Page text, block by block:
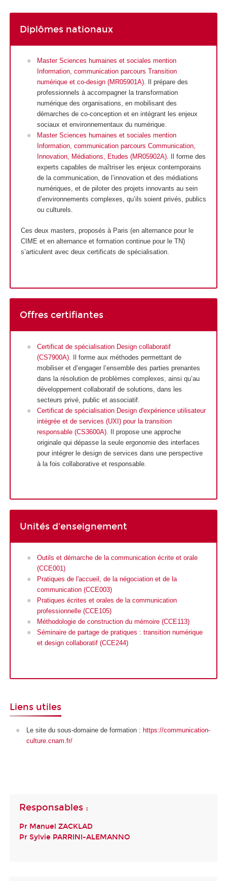
Diplômes nationaux
Master Sciences humaines et sociales mention
Information, communication parcours Transition
numérique et co-design (MR05901A). Il prépare des
professionnels à accompagner la transformation
numérique des organisations, en mobilisant des
démarches de co-conception et en intégrant les enjeux
sociaux et environnementaux du numérique.
Master Sciences humaines et sociales mention
Information, communication parcours Communication,
Innovation, Médiations, Etudes (MR05902A). Il forme des
experts capables de maîtriser les enjeux contemporains
de la communication, de l’innovation et des médiations
numériques, et de piloter des projets innovants au sein
d’environnements complexes, qu’ils soient privés, publics
ou culturels.
Ces deux masters, proposés à Paris (en alternancepour le
CIME et en alternanceet formation continue pour le TN)
s’articulent avec deux certificats de spécialisation.
Offres certifiantes
Certificat de spécialisation Design collaboratif
(CS7900A) . Il forme aux méthodes permettant de
mobiliser et d’engager l’ensemble des parties prenantes
dans la résolution de problèmes complexes, ainsi qu’au
développement collaboratif de solutions, dans les
secteurs privé, public et associatif.
Certificat de spécialisation Design d'expérience utilisateur
intégrée et de services (UXI) pour la transition
responsable (CS3600A) . Il propose une approche
originale qui dépasse la seule ergonomie des interfaces
pour intégrer le design de services dans une perspective
à la fois collaborative et responsable.
Unités d'enseignement
Outils et démarche de la communication écrite et orale
(CCE001)
Pratiques de l'accueil, de la négociation et de la
communication (CCE003)
Pratiques écrites et orales de la communication
professionnelle (CCE105)
Méthodologie de construction du mémoire (CCE113)
Séminaire de partage de pratiques : transition numérique
et design collaboratif (CCE244)
Liens utiles
Le site du sous-domaine de formation : https://communication-
culture.cnam.fr/
Responsables :
Pr Manuel ZACKLAD
Pr Sylvie PARRINI-ALEMANNO